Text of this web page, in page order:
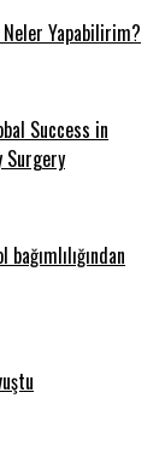
Neler Yapabilirim?
Success in
Surgery